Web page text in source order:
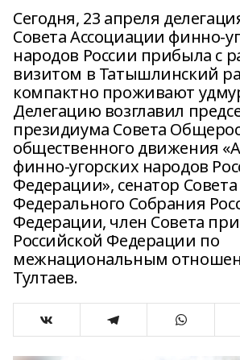
Сегодня, 23 апреля
Совета Ассоциации финно-
народов России прибыла с
визитом в Татышлинский
компактно проживают
Делегацию возглавил
президиума Совета
общественного движения
финно-угорских народов
Федерации», сенатор
Федерального Собрания
Федерации, член Совета
Российской Федерации по
межнациональным
Тултаев.